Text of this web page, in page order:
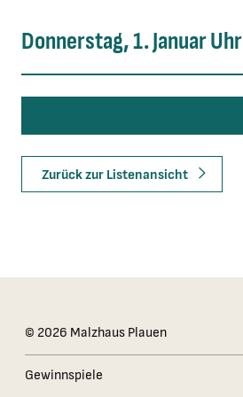
Donnerstag, 1. Januar Uhr
Zurück zur Listenansicht
Das Kleingedruckte
© 2026 Malzhaus Plauen
Gewinnspiele